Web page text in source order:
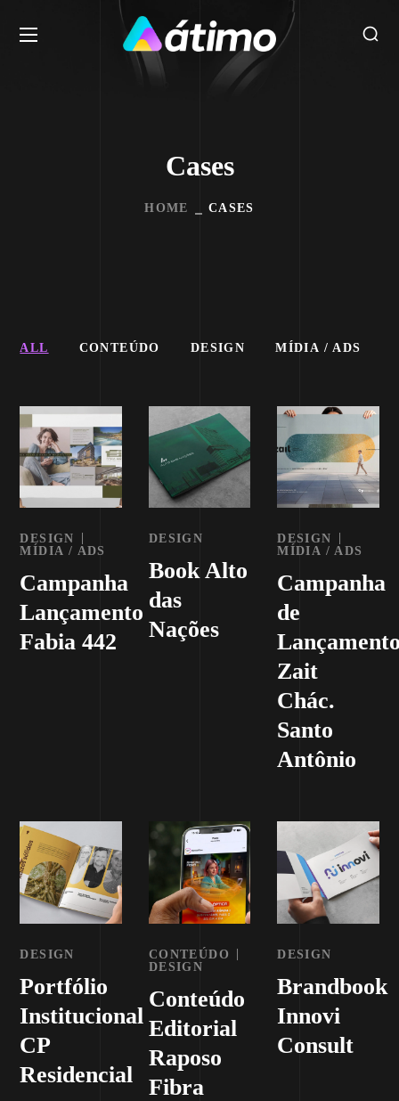
Cases
HOME CASES
ALL CONTEÚDO DESIGN MÍDIA / ADS
DESIGN
MÍDIA / ADS
Campanha
Lançamento
Fabia 442
DESIGN
Book Alto
das
Nações
DESIGN
MÍDIA / ADS
Campanha
de
Zait
Chác.
Santo
Antônio
DESIGN
Portfólio
Institucional
CP
Residencial
CONTEÚDO
DESIGN
Conteúdo
Editorial
Raposo
Fibra
DESIGN
Brandbook
Innovi
Consult